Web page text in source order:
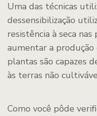
Uma das técnicas
dessensibilização
resistência à seca
aumentar a produção
plantas são capazes
às terras não
Como você pôde